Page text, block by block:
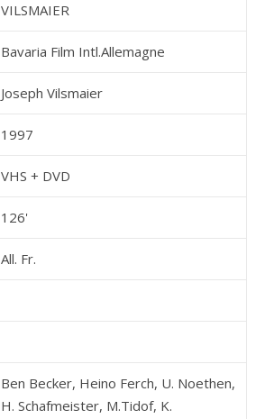
VILSMAIER
Bavaria Film Intl.Allemagne
Joseph Vilsmaier
1997
VHS + DVD
126'
All. Fr.
Ben Becker, Heino Ferch, U. Noethen,
H. Schafmeister, M.Tidof, K.